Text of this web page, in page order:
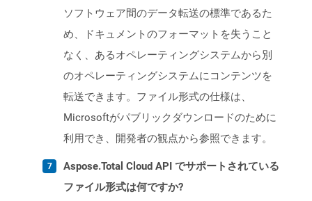
ソフトウェア間のデータ転送の標準であるた
め、ドキュメントのフォーマットを失うこと
なく、あるオペレーティングシステムから別
のオペレーティングシステムにコンテンツを
転送できます。ファイル形式の仕様は、
Microsoftがパブリックダウンロードのために
利用でき、開発者の観点から参照できます。
Aspose.Total Cloud API でサポートされている
ファイル形式は何ですか?